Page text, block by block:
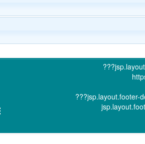
???jsp.layout.footer-